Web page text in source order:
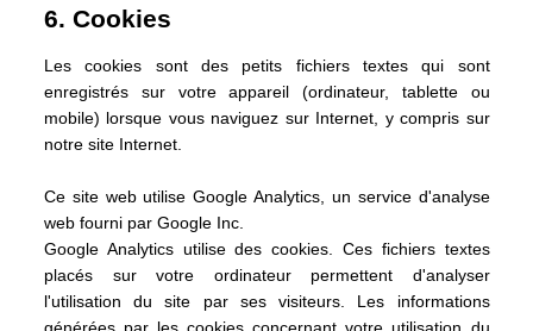
6. Cookies
Les cookies sont des petits fichiers textes qui sont
enregistrés sur votre appareil (ordinateur, tablette ou
mobile) lorsque vous naviguez sur Internet, y compris sur
notre site Internet.
Ce site web utilise Google Analytics, un service d'analyse
web fourni par Google Inc.
Google Analytics utilise des cookies. Ces fichiers textes
placés sur votre ordinateur permettent d'analyser
l'utilisation du site par ses visiteurs. Les informations